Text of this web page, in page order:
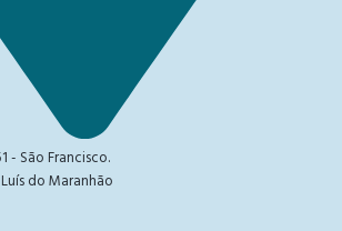
- São Francisco.
do Maranhão